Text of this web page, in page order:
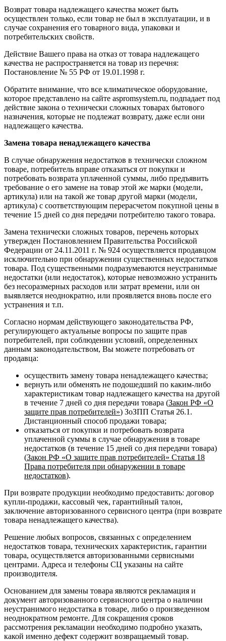
Возврат товара надлежащего качества может быть
осуществлен только, если товар не был в эксплуатации, и в
случае сохранения его товарного вида, упаковки и
потребительских свойств.
Действие Вашего права на отказ от товара надлежащего
качества не распространяется на товар из перечня:
Постановление № 55 РФ от 19.01.1998 г.
Обратите внимание, что все климатическое оборудование,
которое представлено на сайте aspromsystem.ru, подпадает под
действие закона о технически сложных товарах бытового
назначения, которые не подлежат возврату, даже если они
надлежащего качества.
Замена товара ненадлежащего качества
В случае обнаружения недостатков в технически сложном
товаре, потребитель вправе отказаться от покупки и
потребовать возврата уплаченной суммы, либо предъявить
требование о его замене на товар этой же марки (модели,
артикула) или на такой же товар другой марки (модели,
артикула) с соответствующим перерасчетом покупной цены в
течение 15 дней со дня передачи потребителю такого товара.
Замена технически сложных товаров, перечень которых
утвержден Постановлением Правительства Российской
Федерации от 24.11.2011 г. № 924 осуществляется продавцом
исключительно при обнаружении существенных недостатков
товара. Под существенными подразумеваются неустранимые
недостатки (или недостаток), которые невозможно устранить
без несоразмерных расходов или затрат времени, или он
выявляется неоднократно, или проявляется вновь после его
устранения и т.п.
Согласно нормам действующего законодательства РФ,
регулирующего актуальные вопросы по защите прав
потребителей, при соблюдении условий, определенных
данным законодательством, Вы можете потребовать от
продавца:
осуществить замену товара ненадлежащего качества;
вернуть или обменять не подошедший по каким-либо
характеристикам товар надлежащего качества на другой
в течение 7 дней со дня передачи товара (Закон РФ «О
защите прав потребителей») ЗоЗПП Статья 26.1.
Дистанционный способ продажи товара;
отказаться от покупки и потребовать возврата
уплаченной суммы в случае обнаружения в товаре
недостатков (в течение 15 дней со дня передачи товара)
(Закон РФ «О защите прав потребителей» Статья 18
Права потребителя при обнаружении в товаре
недостатков).
При возврате продукции необходимо предоставить: договор
купли-продажи, кассовый чек, гарантийный талон,
заключение авторизованного сервисного центра (при возврате
товара ненадлежащего качества).
Решение любых вопросов, связанных с определением
недостатков товара, технических характеристик, гарантии
товара, осуществляется авторизованными сервисными
центрами. Адреса и телефоны СЦ указаны на сайте
производителя.
Основанием для замены товара являются рекламация и
документ авторизованного сервисного центра о наличии
неустранимого недостатка в товаре, либо о произведенном
неоднократном ремонте. Для сокращения сроков
рассмотрения рекламации необходимо подробно указать,
какой именно дефект содержит возвращаемый товар.